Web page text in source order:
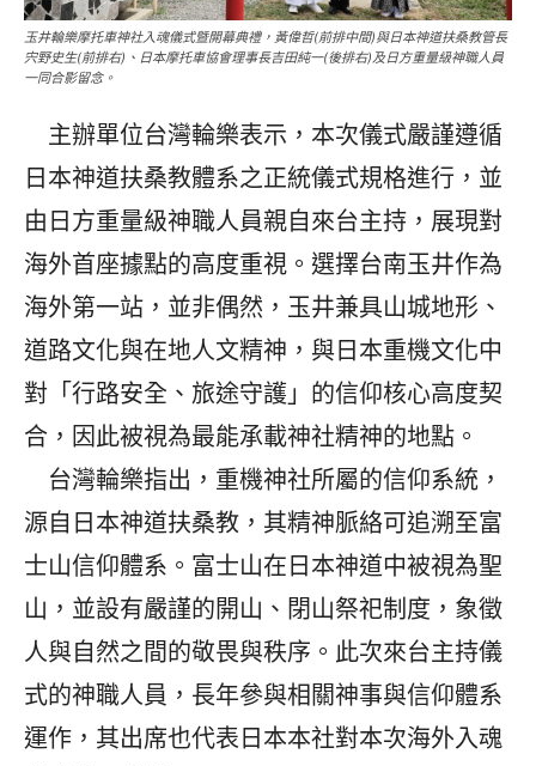
玉井輪樂摩托車神社入魂儀式曁開幕典禮，黃偉哲(前排中間)與日本神道扶桑教管長
宍野史生(前排右)、日本摩托車協會理事長吉田純一(後排右)及日方重量級神職人員
一同合影留念。
主辦單位台灣輪樂表示，本次儀式嚴謹遵循
日本神道扶桑教體系之正統儀式規格進行，並
由日方重量級神職人員親自來台主持，展現對
海外首座據點的高度重視。選擇台南玉井作為
海外第一站，並非偶然，玉井兼具山城地形、
道路文化與在地人文精神，與日本重機文化中
對「行路安全、旅途守護」的信仰核心高度契
合，因此被視為最能承載神社精神的地點。
台灣輪樂指出，重機神社所屬的信仰系統，
源自日本神道扶桑教，其精神脈絡可追溯至富
士山信仰體系。富士山在日本神道中被視為聖
山，並設有嚴謹的開山、閉山祭祀制度，象徵
人與自然之間的敬畏與秩序。此次來台主持儀
式的神職人員，長年參與相關神事與信仰體系
運作，其出席也代表日本本社對本次海外入魂